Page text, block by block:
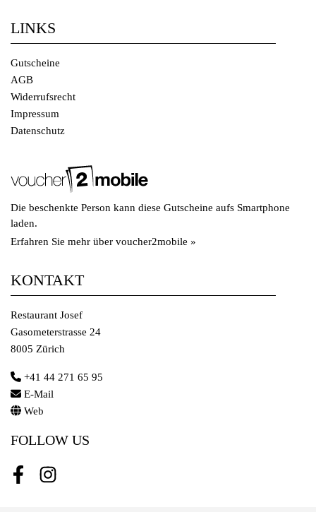
LINKS
Gutscheine
AGB
Widerrufsrecht
Impressum
Datenschutz
Die beschenkte Person kann diese Gutscheine aufs Smartphone
laden.
Erfahren Sie mehr über voucher2mobile »
KONTAKT
Restaurant Josef
Gasometerstrasse 24
8005 Zürich
+41 44 271 65 95
E-Mail
Web
FOLLOW US
FacebookInstagram